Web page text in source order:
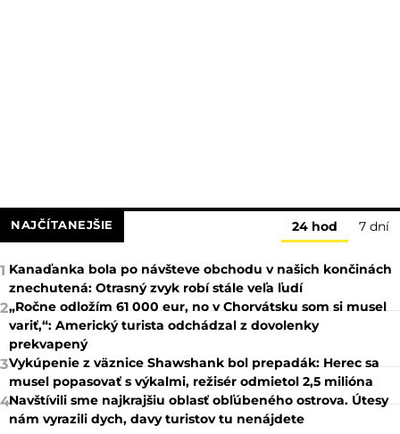
1 Kanaďanka bola po návšteve obchodu v našich končinách
znechutená: Otrasný zvyk robí stále veľa ľudí
2 „Ročne odložím 61 000 eur, no v Chorvátsku som si musel
variť,“: Americký turista odchádzal z dovolenky
prekvapený
Vykúpenie z väznice Shawshank bol prepadák: Herec sa
musel popasovať s výkalmi, režisér odmietol 2,5 milióna
4 Navštívili sme najkrajšiu oblasť obľúbeného ostrova. Útesy
nám vyrazili dych, davy turistov tu nenájdete